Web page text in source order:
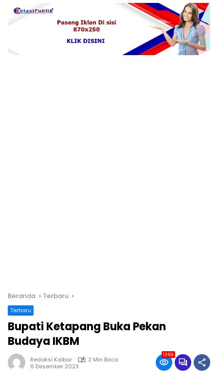
Beranda Terbaru
Terbaru
Bupati Ketapang Buka Pekan
Budaya IKBM
Redaksi Kalbar
2 Min Baca
6 Desember 2023
1369